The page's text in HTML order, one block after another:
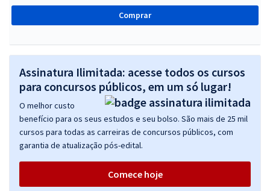
Comprar
Assinatura Ilimitada: acesse todos os cursos
para concursos públicos, em um só lugar!
O melhor custo
benefício para os seus estudos e seu bolso. São mais de 25 mil
cursos para todas as carreiras de concursos públicos, com
garantia de atualização pós-edital.
Comece hoje